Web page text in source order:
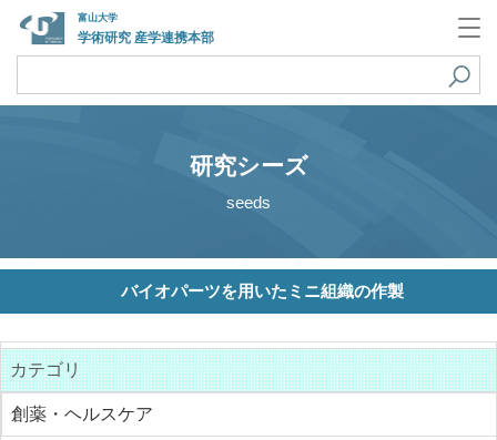
富山大学
学術研究 産学連携本部
研究シーズ
seeds
バイオパーツを用いたミニ組織の作製
カテゴリ
創薬・ヘルスケア